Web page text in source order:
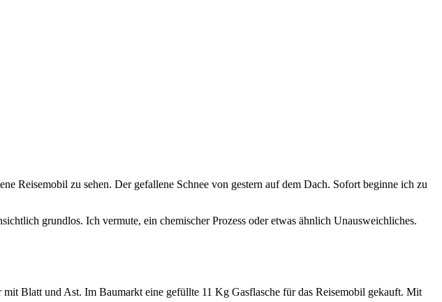
Reisemobil zu sehen. Der gefallene Schnee von gestern auf dem Dach. Sofort beginne ich zu
grundlos. Ich vermute, ein chemischer Prozess oder etwas ähnlich Unausweichliches.
Blatt und Ast. Im Baumarkt eine gefüllte 11 Kg Gasflasche für das Reisemobil gekauft. Mit